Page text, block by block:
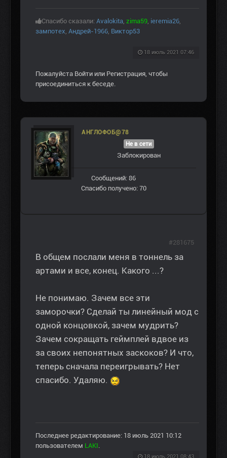
Спасибо сказали: Avalokita, zima59, ieremia26,
зампотех, Андрей-1966, Виктор53
18 июль 2021 07:46
Пожалуйста Войти или Регистрация, чтобы
присоединиться к беседе.
АНГЛОФОБ@78
Не в сети
Заблокирован
Сообщений: 86
Спасибо получено: 70
В общем послали меня в тоннель за
артами и все, конец. Какого ...?
Не понимаю. Зачем все эти
заморочки? Сделай ты линейный мод с
одной концовкой, зачем мудрить?
Зачем сокращать геймплей вдвое из
за своих непонятных заскоков? И что,
теперь сначала переигрывать? Нет
спасибо. Удаляю.
Последнее редактирование: 18 июль 2021 10:12
пользователем LAKI.
#281675